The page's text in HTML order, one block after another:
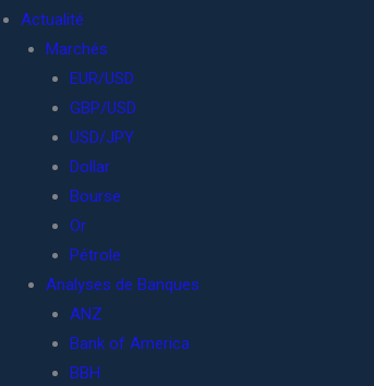
Actualité
Marchés
EUR/USD
GBP/USD
USD/JPY
Dollar
Bourse
Or
Pétrole
Analyses de Banques
ANZ
Bank of America
BBH